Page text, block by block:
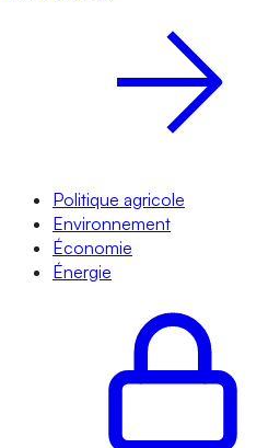
Politique agricole
Environnement
Économie
Énergie